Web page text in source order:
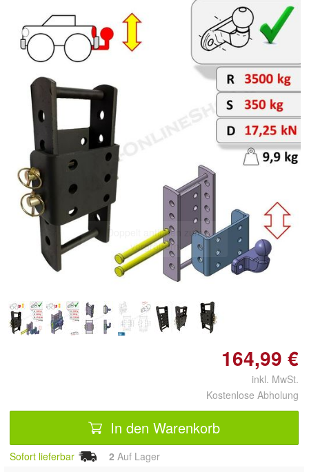
Doppelt antippen zum
vergrößern
164,99 €
inkl. MwSt.
Kostenlose Abholung
In den Warenkorb
Sofort lieferbar 2 Auf Lager